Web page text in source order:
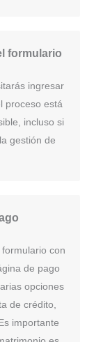
formulario
ingresar
proceso está
incluso si
gestión de
con
de pago
opciones
de crédito,
importante